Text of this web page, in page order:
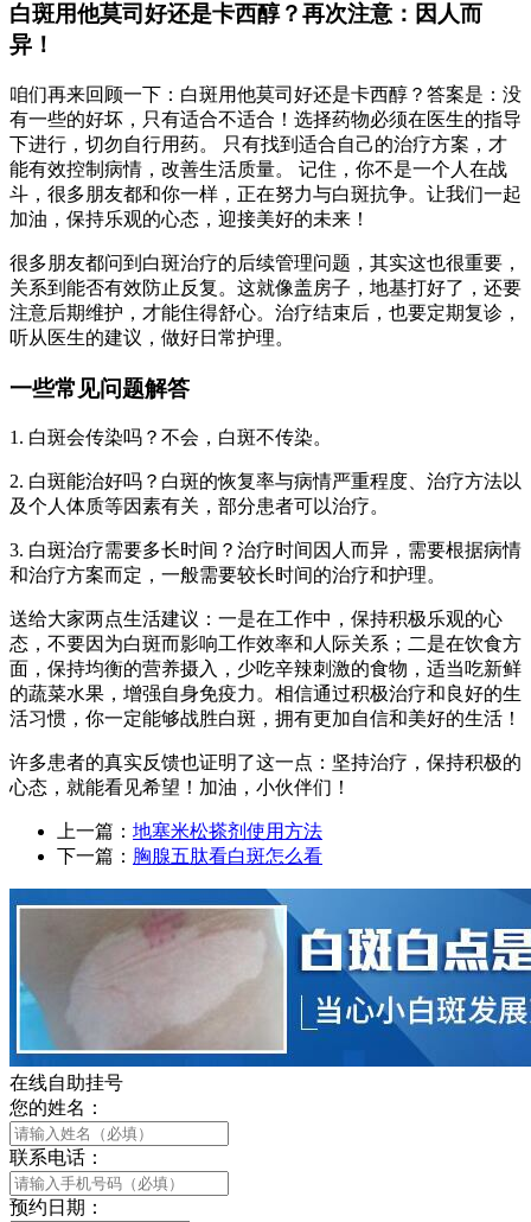
白斑用他莫司好还是卡西醇？再次注意：因人而
异！
咱们再来回顾一下：白斑用他莫司好还是卡西醇？答案是：没
有一些的好坏，只有适合不适合！选择药物必须在医生的指导
下进行，切勿自行用药。 只有找到适合自己的治疗方案，才
能有效控制病情，改善生活质量。 记住，你不是一个人在战
斗，很多朋友都和你一样，正在努力与白斑抗争。让我们一起
加油，保持乐观的心态，迎接美好的未来！
很多朋友都问到白斑治疗的后续管理问题，其实这也很重要，
关系到能否有效防止反复。这就像盖房子，地基打好了，还要
注意后期维护，才能住得舒心。治疗结束后，也要定期复诊，
听从医生的建议，做好日常护理。
一些常见问题解答
1. 白斑会传染吗？不会，白斑不传染。
2. 白斑能治好吗？白斑的恢复率与病情严重程度、治疗方法以
及个人体质等因素有关，部分患者可以治疗。
3. 白斑治疗需要多长时间？治疗时间因人而异，需要根据病情
和治疗方案而定，一般需要较长时间的治疗和护理。
送给大家两点生活建议：一是在工作中，保持积极乐观的心
态，不要因为白斑而影响工作效率和人际关系；二是在饮食方
面，保持均衡的营养摄入，少吃辛辣刺激的食物，适当吃新鲜
的蔬菜水果，增强自身免疫力。相信通过积极治疗和良好的生
活习惯，你一定能够战胜白斑，拥有更加自信和美好的生活！
许多患者的真实反馈也证明了这一点：坚持治疗，保持积极的
心态，就能看见希望！加油，小伙伴们！
上一篇： 地塞米松搽剂使用方法
下一篇： 胸腺五肽看白斑怎么看
在线自助挂号
您的姓名：
联系电话：
预约日期：